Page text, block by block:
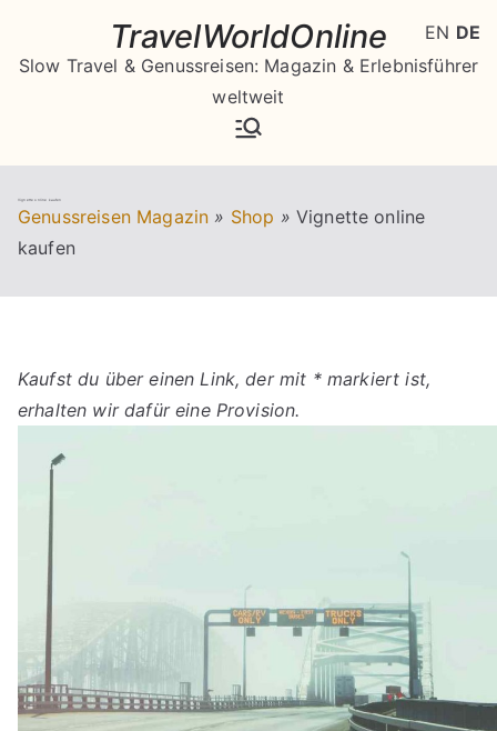
springen
TravelWorldOnline
Slow Travel & Genussreisen: Magazin & Erlebnisführer
weltweit
Vignette online kaufen
Genussreisen Magazin » Shop » Vignette online
kaufen
Kaufst du über einen Link, der mit * markiert ist,
erhalten wir dafür eine Provision.
EN DE